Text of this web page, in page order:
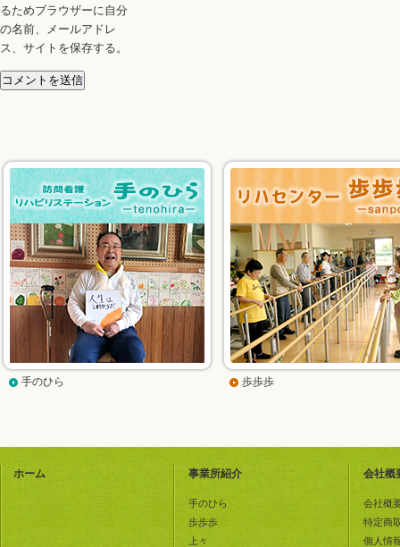
るためブラウザーに自分
の名前、メールアドレ
ス、サイトを保存する。
手のひら 歩歩歩
ホーム 事業所紹介
手のひら
歩歩歩
上々
会社概
会社概
特定商
個人情